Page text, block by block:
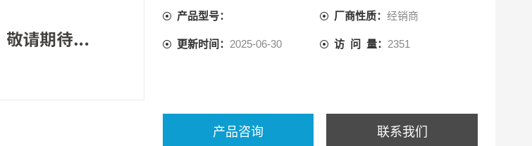
产品型号： 厂商性质：经销商
更新时间： 2025-06-30 访 问 量： 2351
产品咨询 联系我们